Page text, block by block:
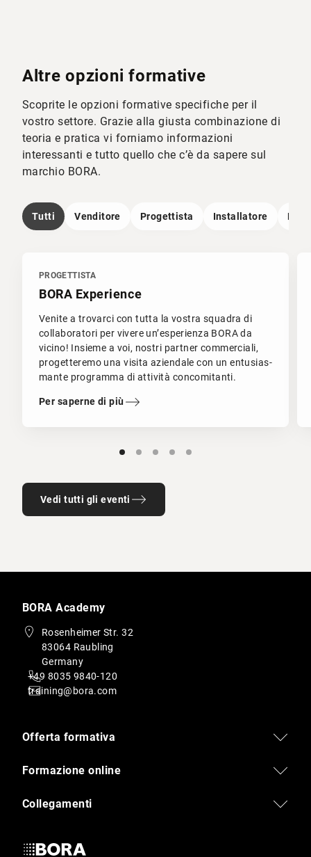
Altre opzioni formative
Scoprite le opzioni formative specifiche per il
vostro settore. Grazie alla giusta combinazione di
teoria e pratica vi forniamo informazioni
interessanti e tutto quello che c’è da sapere sul
marchio BORA.
Tutti Venditore Progettista Installatore
PROGETTISTA
BORA Experience
Venite a trovarci con tutta la vostra squadra di
collaboratori per vivere un’esperienza BORA da
vicino! Insieme a voi, nostri partner commerciali,
progetteremo una visita aziendale con un entusias-
mante programma di attività concomitanti.
Per saperne di più
Vedi tutti gli eventi
BORA Academy
Rosenheimer Str. 32
83064 Raubling
Germany
+49 8035 9840-120
training@bora.com
Offerta formativa
Formazione online
Collegamenti